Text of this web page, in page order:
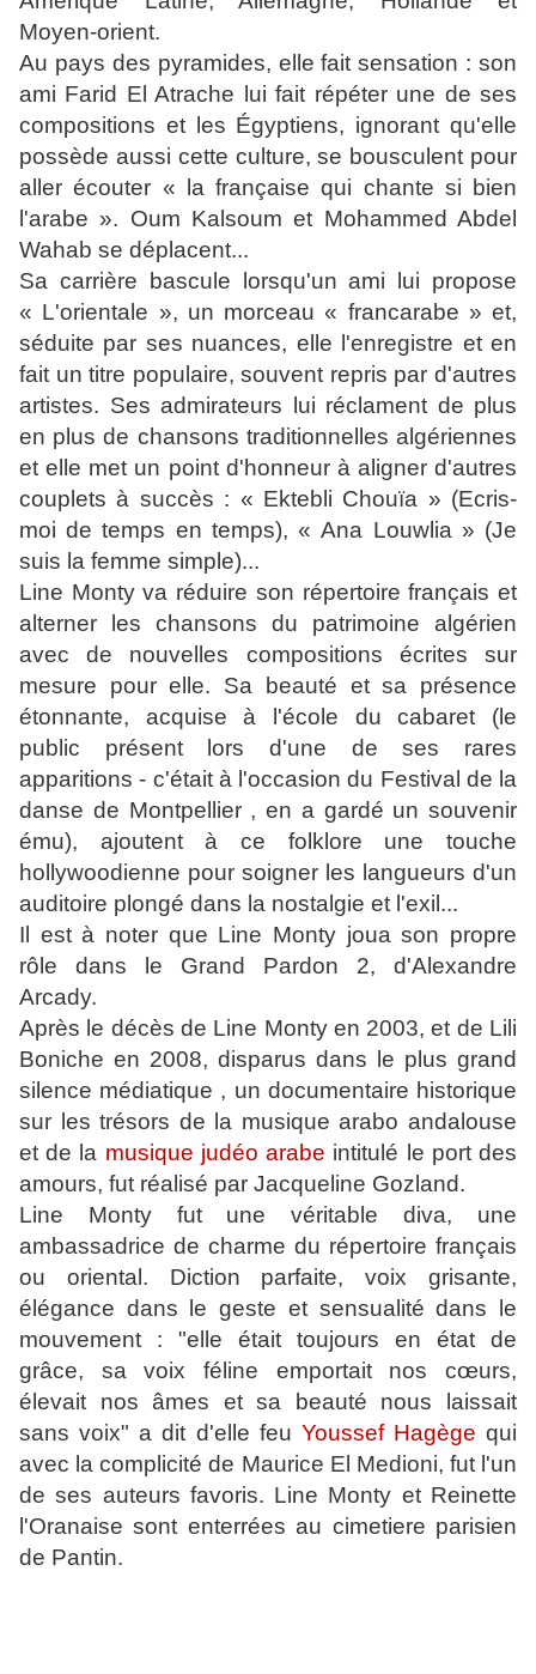
Moyen-orient.
Au pays des pyramides, elle fait sensation : son
ami Farid El Atrache lui fait répéter une de ses
compositions et les Égyptiens, ignorant qu'elle
possède aussi cette culture, se bousculent pour
aller écouter « la française qui chante si bien
l'arabe ». Oum Kalsoum et Mohammed Abdel
Wahab se déplacent...
Sa carrière bascule lorsqu'un ami lui propose
« L'orientale », un morceau « francarabe » et,
séduite par ses nuances, elle l'enregistre et en
fait un titre populaire, souvent repris par d'autres
artistes. Ses admirateurs lui réclament de plus
en plus de chansons traditionnelles algériennes
et elle met un point d'honneur à aligner d'autres
couplets à succès : « Ektebli Chouïa » (Ecris-
moi de temps en temps), « Ana Louwlia » (Je
suis la femme simple)...
Line Monty va réduire son répertoire français et
alterner les chansons du patrimoine algérien
avec de nouvelles compositions écrites sur
mesure pour elle. Sa beauté et sa présence
étonnante, acquise à l'école du cabaret (le
public présent lors d'une de ses rares
apparitions - c'était à l'occasion du Festival de la
danse de Montpellier , en a gardé un souvenir
ému), ajoutent à ce folklore une touche
hollywoodienne pour soigner les langueurs d'un
auditoire plongé dans la nostalgie et l'exil...
Il est à noter que Line Monty joua son propre
rôle dans le Grand Pardon 2, d'Alexandre
Arcady.
Après le décès de Line Monty en 2003, et de Lili
Boniche en 2008, disparus dans le plus grand
silence médiatique , un documentaire historique
sur les trésors de la musique arabo andalouse
et de la musique judéo arabe intitulé le port des
amours, fut réalisé par Jacqueline Gozland.
Line Monty fut une véritable diva, une
ambassadrice de charme du répertoire français
ou oriental. Diction parfaite, voix grisante,
élégance dans le geste et sensualité dans le
mouvement : "elle était toujours en état de
grâce, sa voix féline emportait nos cœurs,
élevait nos âmes et sa beauté nous laissait
sans voix" a dit d'elle feu Youssef Hagège qui
avec la complicité de Maurice El Medioni, fut l'un
de ses auteurs favoris. Line Monty et Reinette
l'Oranaise sont enterrées au cimetiere parisien
de Pantin.